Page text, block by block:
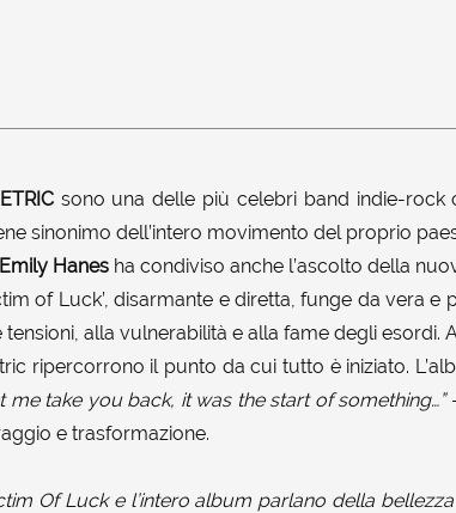
sono una delle più celebri band indie-rock
sinonimo dell’intero movimento del proprio
Emily Hanes ha condiviso anche l’ascolto della
of Luck’, disarmante e diretta, funge da vera
tensioni, alla vulnerabilità e alla fame degli
ripercorrono il punto da cui tutto è iniziato.
me take you back, it was the start of something…”-
e trasformazione.
Of Luck e l’intero album parlano della